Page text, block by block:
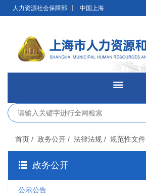
无障碍操作说明 跳转到网站导航区
人力资源社会保障部 中国上海
网站首页
新闻发布
首页 / 政务公开 / 法律法规 / 规范性文件
政务公开
公示公告